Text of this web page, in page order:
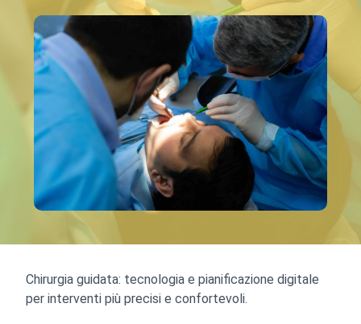
Chirurgia guidata: tecnologia e pianificazione digitale
per interventi più precisi e confortevoli.